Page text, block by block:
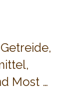
Most …